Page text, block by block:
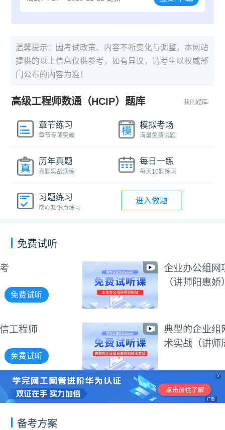
温馨提示：因考试政策、内容不断变化与调整，本网站
提供的以上信息仅供参考，如有异议，请考生以权威部
门公布的内容为准！
高级工程师数通（HCIP）题库 我的题库
章节练习
章节专项突破
模拟考场
海量免费试题
历年真题
真题实战演练
每日一练
每天10题练习
习题练习
核心知识点练习
进入做题
免费试听
企业办公组网项目实战
（讲师阳惠娇）
典型的企业组网案例和技
术实战（讲师周航）
X
广告
备考方案